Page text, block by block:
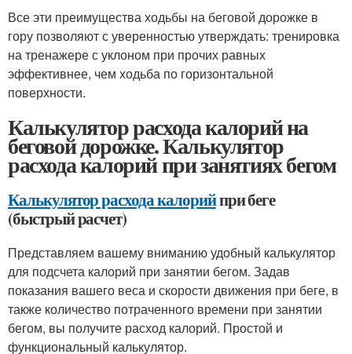
Все эти преимущества ходьбы на беговой дорожке в
гору позволяют с уверенностью утверждать: тренировка
на тренажере с уклоном при прочих равных
эффективнее, чем ходьба по горизонтальной
поверхности.
Калькулятор расхода калорий на
беговой дорожке. Калькулятор
расхода калорий при занятиях бегом
Калькулятор расхода калорийпри беге
(быстрый расчет)
Представляем вашему вниманию удобный калькулятор
для подсчета калорий при занятии бегом. Задав
показания вашего веса и скорости движения при беге, в
также количество потраченного времени при занятии
бегом, вы получите расход калорий. Простой и
функциональный калькулятор.